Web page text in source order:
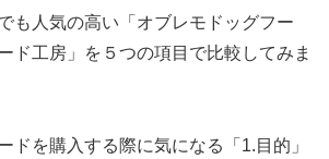
も人気の高い「オブレモドッグフー
ド工房」を５つの項目で比較してみま
ドを購入する際に気になる「1.目的」